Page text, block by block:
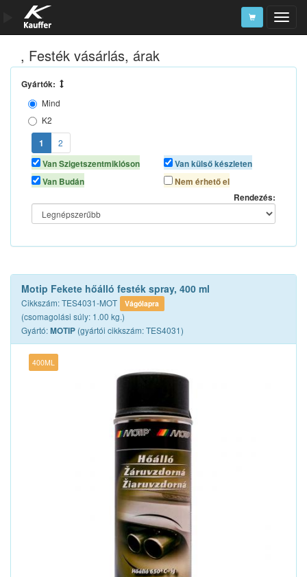
Szerszámkatalógus
Kosár
Alkatrészek
, Festék vásárlás, árak
Gyártók:
Mind
K2
MOTIP
1
2
Van Szigetszentmiklóson
Van Budán
Van külső készleten
Nem érhető el
Rendezés:
Motip Fekete hőálló festék spray, 400 ml
Cikkszám: TES4031-MOT Vágólapra
(csomagolási súly: 1.00 kg.)
Gyártó:MOTIP (gyártói cikkszám: TES4031)
400ML